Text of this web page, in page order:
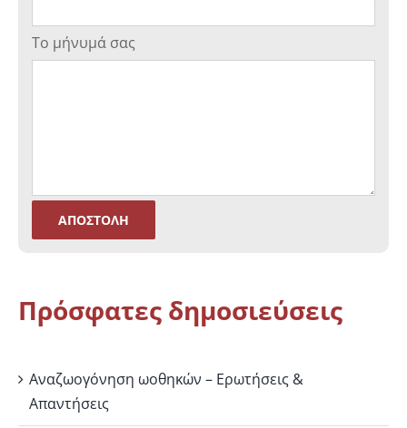
Το μήνυμά σας
Πρόσφατες δημοσιεύσεις
Αναζωογόνηση ωοθηκών – Ερωτήσεις &
Απαντήσεις